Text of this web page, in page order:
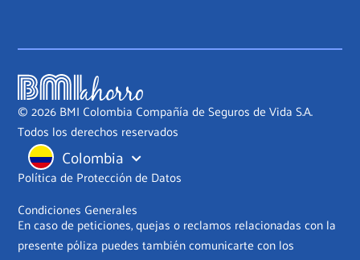
© 2026 BMI Colombia Compañía de Seguros de Vida S.A.
Todos los derechos reservados
Colombia
Política de Protección de Datos
Condiciones Generales
En caso de peticiones, quejas o reclamos relacionadas con la
presente póliza puedes también comunicarte con los